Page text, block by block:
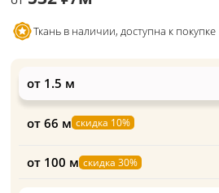
Ткань в наличии, доступна к покупке
от 1.5 м
от 66 м скидка 10%
от 100 м скидка 30%